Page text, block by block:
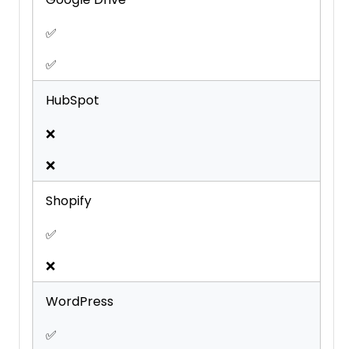
✅
✅
HubSpot
❌
❌
Shopify
✅
❌
WordPress
✅